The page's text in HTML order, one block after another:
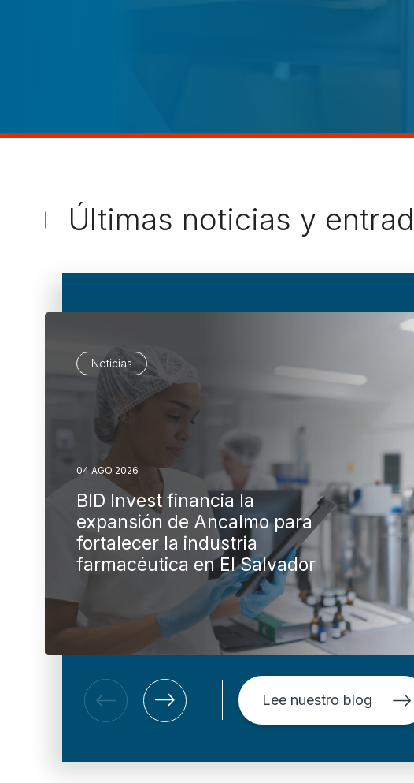
Últimas noticias y
Noticias
04 AGO 2026
BID Invest financia la
expansión de Ancalmo para
fortalecer la industria
farmacéutica en El Salvador
Lee nuestro blog